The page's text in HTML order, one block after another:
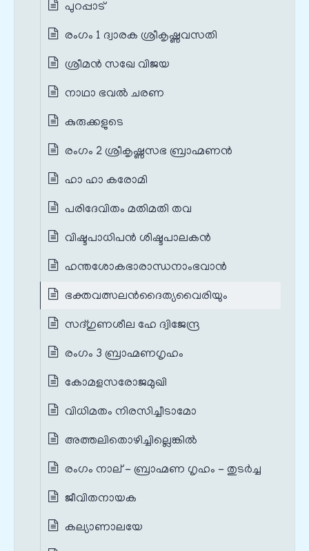
പുറപ്പാട്
രംഗം 1 ദ്വാരക ശ്രീകൃഷ്ണവസതി
ശ്രീമൻ സഖേ വിജയ
നാഥാ ഭവൽ ചരണ
കുരുക്കളുടെ
രംഗം 2 ശ്രീകൃഷ്ണസഭ ബ്രാഹ്മണൻ
ഹാ ഹാ കരോമി
പരിദേവിതം മതിമതി തവ
വിഷ്ടപാധിപൻ ശിഷ്ടപാലകൻ
ഹന്തശോകഭാരാന്ധനാംഭവാൻ
ഭക്തവത്സലൻദൈത്യവൈരിയും
സദ്ഗുണശീല ഹേ ദ്വിജേന്ദ്ര
രംഗം 3 ബ്രാഹ്മണഗൃഹം
കോമളസരോജമുഖി
വിധിമതം നിരസിച്ചീടാമോ
അത്തലിതൊഴിച്ചില്ലെങ്കിൽ
രംഗം നാല് - ബ്രാഹ്മണ ഗൃഹം - തുടർച്ച
ജീവിതനായക
കല്യാണാലയേ